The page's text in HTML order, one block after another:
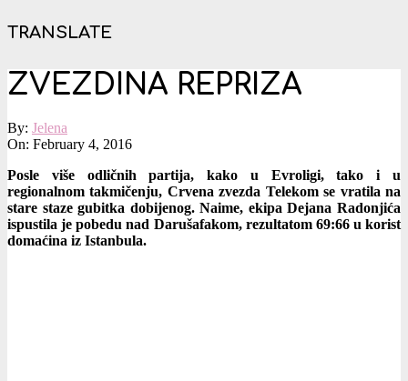
TRANSLATE
ZVEZDINA REPRIZA
By: Jelena
On: February 4, 2016
Posle više odličnih partija, kako u Evroligi, tako i u
regionalnom takmičenju, Crvena zvezda Telekom se vratila na
stare staze gubitka dobijenog. Naime, ekipa Dejana Radonjića
ispustila je pobedu nad Darušafakom, rezultatom 69:66 u korist
domaćina iz Istanbula.